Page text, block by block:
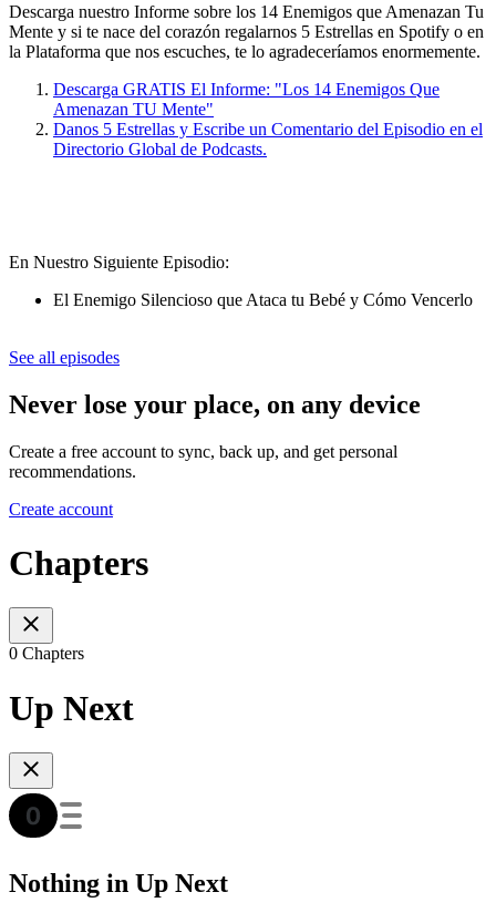
Descarga nuestro Informe sobre los 14 Enemigos que Amenazan Tu
Mente y si te nace del corazón regalarnos 5 Estrellas en Spotify o en
la Plataforma que nos escuches, te lo agradeceríamos enormemente.
Descarga GRATIS El Informe: "Los 14 Enemigos Que
Amenazan TU Mente"
Danos 5 Estrellas y Escribe un Comentario del Episodio en el
Directorio Global de Podcasts.
En Nuestro Siguiente Episodio:
El Enemigo Silencioso que Ataca tu Bebé y Cómo Vencerlo
See all episodes
Never lose your place, on any device
Create a free account to sync, back up, and get personal
recommendations.
Create account
Chapters
0 Chapters
Up Next
Nothing in Up Next